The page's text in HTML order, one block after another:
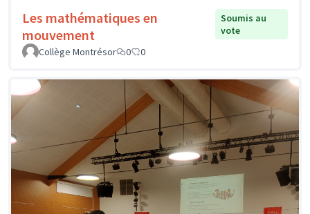
Les mathématiques en
mouvement
Soumis au
vote
Collège Montrésor
0 0